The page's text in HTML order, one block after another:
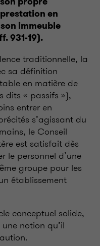
en
immeuble
931-19).
traditionnelle, la
sa définition
en matière de
dits « passifs »),
entrer en
s’agissant du
le Conseil
est satisfait dès
le personnel d’une
groupe pour les
établissement
conceptuel solide,
notion qu’il